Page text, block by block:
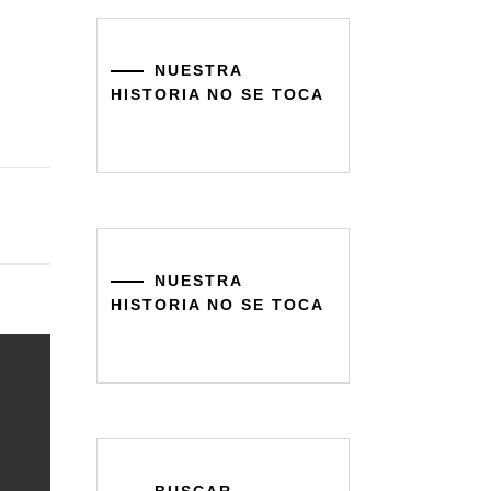
NUESTRA
HISTORIA NO SE TOCA
NUESTRA
HISTORIA NO SE TOCA